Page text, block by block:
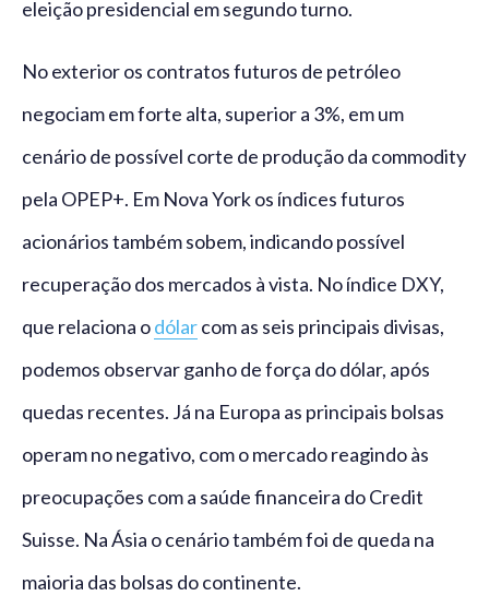
eleição presidencial em segundo turno.
No exterior os contratos futuros de petróleo
negociam em forte alta, superior a 3%, em um
cenário de possível corte de produção da commodity
pela OPEP+. Em Nova York os índices futuros
acionários também sobem, indicando possível
recuperação dos mercados à vista. No índice DXY,
que relaciona odólarcom as seis principais divisas,
podemos observar ganho de força do dólar, após
quedas recentes. Já na Europa as principais bolsas
operam no negativo, com o mercado reagindo às
preocupações com a saúde financeira do Credit
Suisse. Na Ásia o cenário também foi de queda na
maioria das bolsas do continente.